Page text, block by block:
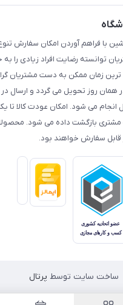
با فراهم آوردن امکان سفارش
توانسته رضایت افراد زیادی را
ترین زمان ممکن به دست مشتریان
در همان روز تحویل می گردد و ارسال
انجام می شود. امکان عودت کالا تا
مشتری بازگشت داده می شود.
قابل سفارش خواهند بود.
ساخت سایت توسط پرتال